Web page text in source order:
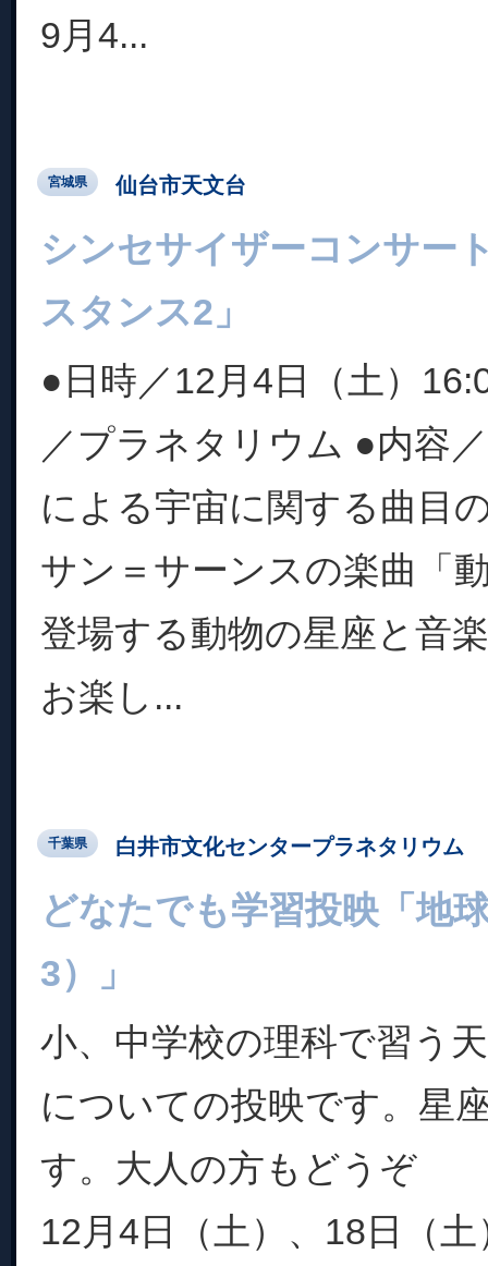
9月4...
宮城県 仙台市天文台
シンセサイザーコンサー
スタンス2」
●日時／12月4日（土）
／プラネタリウム ●内容
による宇宙に関する曲目
サン＝サーンスの楽曲「
登場する動物の星座と音
お楽し...
千葉県 白井市文化センタープラネタリウム
どなたでも学習投映「地
3）」
小、中学校の理科で習う
についての投映です。星
す。大人の方もどうぞ
12月4日（土）、18日（